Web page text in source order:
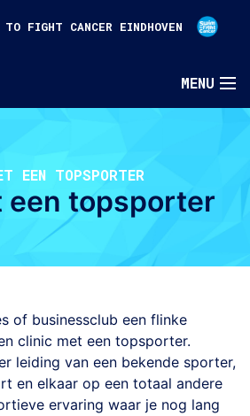
TO FIGHT CANCER EINDHOVEN
EEN TOPSPORTER
een topsporter
of businessclub een flinke
clinic met een topsporter.
leiding van een bekende sporter,
en elkaar op een totaal andere
ervaring waar je nog lang